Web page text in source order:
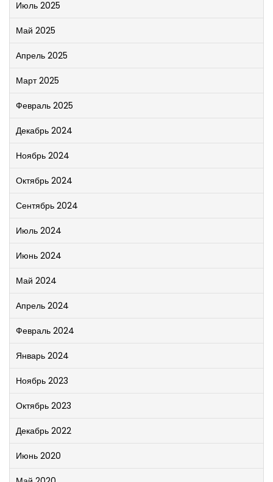
Июль 2025
Май 2025
Апрель 2025
Март 2025
Февраль 2025
Декабрь 2024
Ноябрь 2024
Октябрь 2024
Сентябрь 2024
Июль 2024
Июнь 2024
Май 2024
Апрель 2024
Февраль 2024
Январь 2024
Ноябрь 2023
Октябрь 2023
Декабрь 2022
Июнь 2020